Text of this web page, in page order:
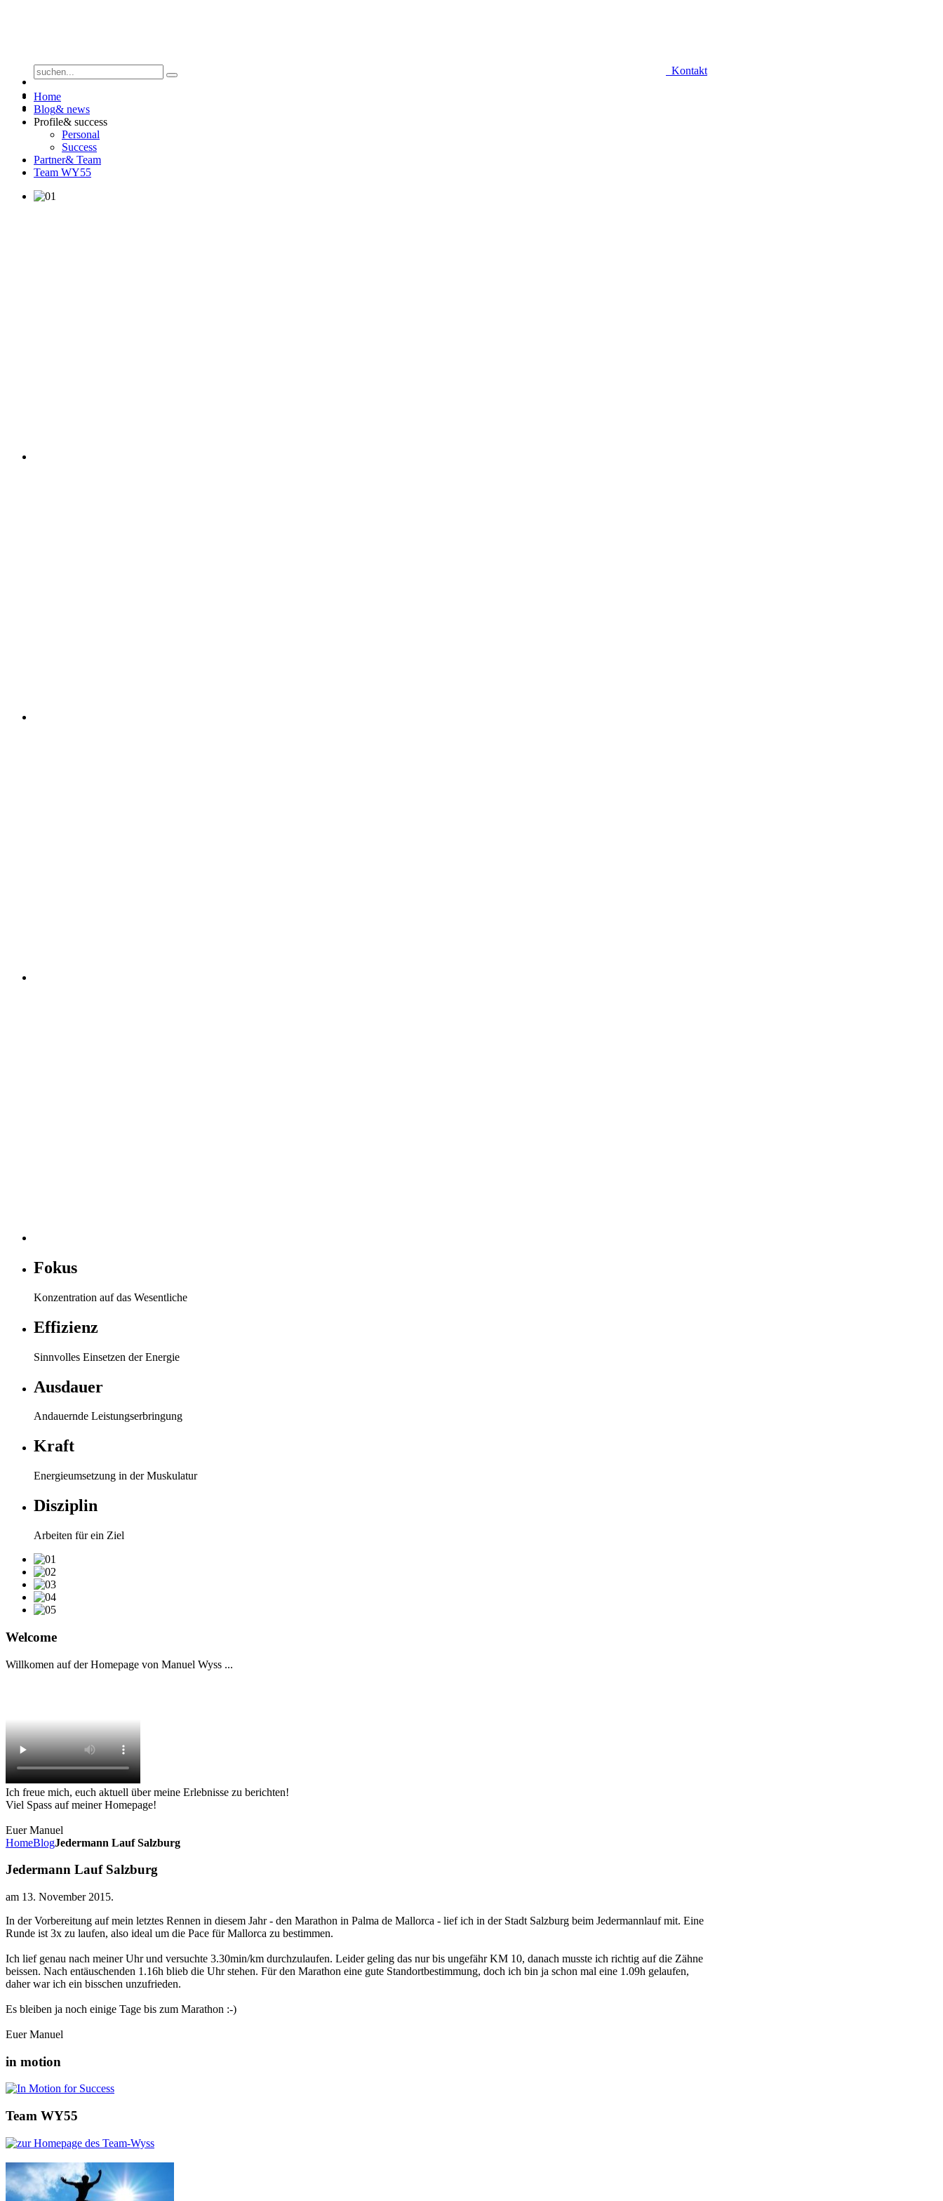
Kontakt
Home
Blog& news
Profile& success
Personal
Success
Partner& Team
Team WY55
Fokus
Konzentration auf das Wesentliche
Effizienz
Sinnvolles Einsetzen der Energie
Ausdauer
Andauernde Leistungserbringung
Kraft
Energieumsetzung in der Muskulatur
Disziplin
Arbeiten für ein Ziel
Welcome
Willkomen auf der Homepage von Manuel Wyss ...
Ich freue mich, euch aktuell über meine Erlebnisse zu berichten!
Viel Spass auf meiner Homepage!
Euer Manuel
HomeBlogJedermann Lauf Salzburg
Jedermann Lauf Salzburg
am 13. November 2015.
In der Vorbereitung auf mein letztes Rennen in diesem Jahr - den Marathon in Palma de Mallorca - lief ich in der Stadt Salzburg beim Jedermannlauf mit. Eine
Runde ist 3x zu laufen, also ideal um die Pace für Mallorca zu bestimmen.
Ich lief genau nach meiner Uhr und versuchte 3.30min/km durchzulaufen. Leider geling das nur bis ungefähr KM 10, danach musste ich richtig auf die Zähne
beissen. Nach entäuschenden 1.16h blieb die Uhr stehen. Für den Marathon eine gute Standortbestimmung, doch ich bin ja schon mal eine 1.09h gelaufen,
daher war ich ein bisschen unzufrieden.
Es bleiben ja noch einige Tage bis zum Marathon :-)
Euer Manuel
in motion
Team WY55